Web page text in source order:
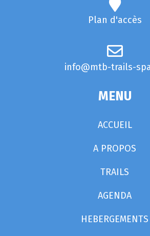
Plan d'accès
info@mtb-trails-
MENU
ACCUEIL
A PROPOS
TRAILS
AGENDA
HEBERGEMENTS